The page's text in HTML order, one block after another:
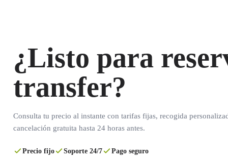
¿Listo para
transfer?
Consulta tu precio al instante con tarifas fijas, recogida
cancelación gratuita hasta 24 horas antes.
Precio fijo Soporte 24/7 Pago seguro